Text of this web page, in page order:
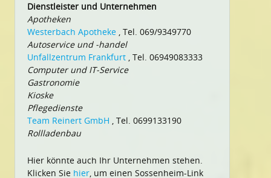
Dienstleister und Unternehmen
Apotheken
Westerbach Apotheke , Tel. 069/9349770
Autoservice und -handel
Unfallzentrum Frankfurt , Tel. 06949083333
Computer und IT-Service
Gastronomie
Kioske
Pflegedienste
Team Reinert GmbH , Tel. 0699133190
Rollladenbau
Hier könnte auch Ihr Unternehmen stehen.
Klicken Sie hier, um einen Sossenheim-Link